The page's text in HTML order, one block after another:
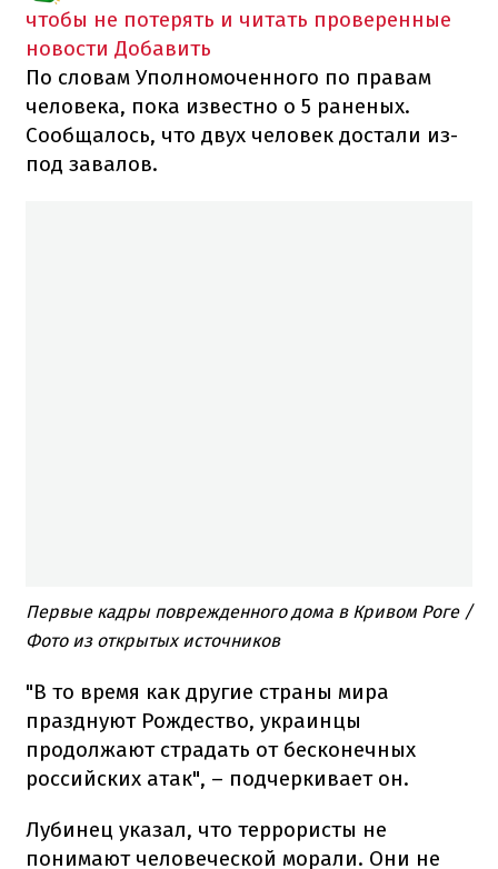
чтобы не потерять и читать проверенные
новости Добавить
По словам Уполномоченного по правам
человека, пока известно о 5 раненых.
Сообщалось, что двух человек достали из-
под завалов.
Первые кадры поврежденного дома в Кривом Роге /
Фото из открытых источников
"В то время как другие страны мира
празднуют Рождество, украинцы
продолжают страдать от бесконечных
российских атак", – подчеркивает он.
Лубинец указал, что террористы не
понимают человеческой морали. Они не